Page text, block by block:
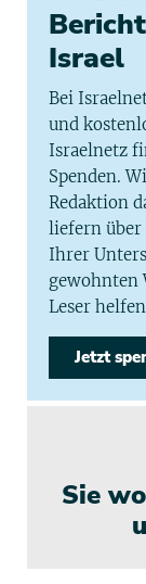
Israel
Bei
und
Israelnetz
Spenden.
Redaktion
liefern über
Ihrer
gewohnten
Leser
Jetzt
Sie